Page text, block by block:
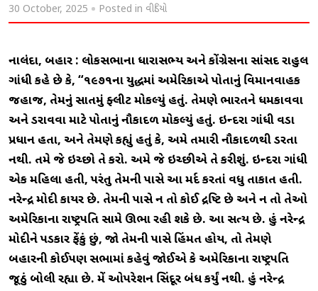
30 October, 2025 Posted in વીડિયો
નાલંદા, બિહાર : લોકસભાના ધારાસભ્ય અને કોંગ્રેસના સાંસદ રાહુલ
ગાંધી કહે છે કે, “૧૯૭૧ના યુદ્ધમાં અમેરિકાએ પોતાનું વિમાનવાહક
જહાજ, તેમનું સાતમું ફ્લીટ મોકલ્યું હતું. તેમણે ભારતને ધમકાવવા
અને ડરાવવા માટે પોતાનું નૌકાદળ મોકલ્યું હતું. ઇન્દિરા ગાંધી વડા
પ્રધાન હતા, અને તેમણે કહ્યું હતું કે, અમે તમારી નૌકાદળથી ડરતા
નથી. તમે જે ઇચ્છો તે કરો. અમે જે ઇચ્છીએ તે કરીશું. ઇન્દિરા ગાંધી
એક મહિલા હતી, પરંતુ તેમની પાસે આ મર્દ કરતાં વધુ તાકાત હતી.
નરેન્દ્ર મોદી કાયર છે. તેમની પાસે ન તો કોઈ દ્રષ્ટિ છે અને ન તો તેઓ
અમેરિકાના રાષ્ટ્રપતિ સામે ઊભા રહી શકે છે. આ સત્ય છે. હું નરેન્દ્ર
મોદીને પડકાર ફેંકું છું, જાે તેમની પાસે હિંમત હોય, તો તેમણે
બિહારની કોઈપણ સભામાં કહેવું જાેઈએ કે અમેરિકાના રાષ્ટ્રપતિ
જૂઠું બોલી રહ્યા છે. મેં ઓપરેશન સિંદૂર બંધ કર્યું નથી. હું નરેન્દ્ર